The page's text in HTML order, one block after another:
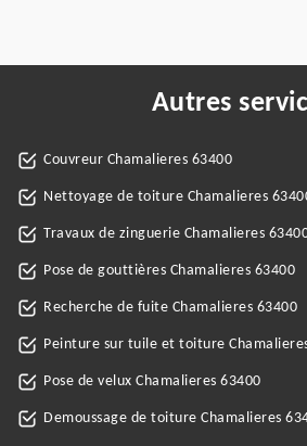
Autres
Couvreur Chamalieres 63400
Nettoyage de toiture Chamalieres
Travaux de zinguerie Chamalieres
Pose de gouttières Chamalieres 63400
Recherche de fuite Chamalieres 63400
Peinture sur tuile et toiture
Pose de velux Chamalieres 63400
Demoussage de toiture Chamalieres